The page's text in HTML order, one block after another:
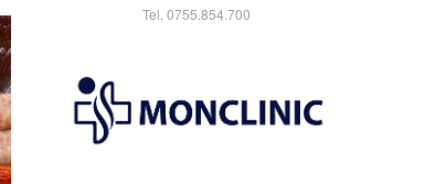
Tel. 0755.854.700